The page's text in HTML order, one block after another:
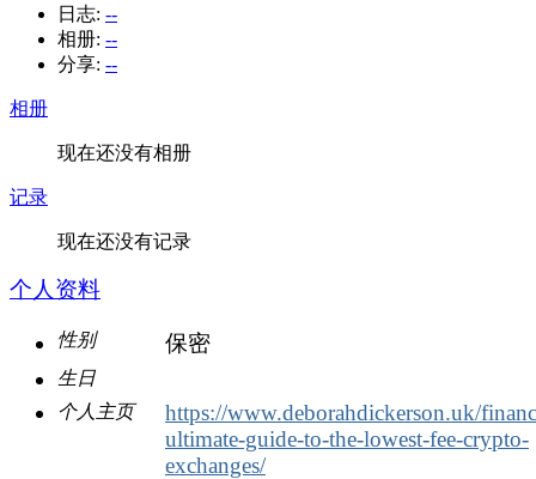
日志: --
相册: --
分享: --
相册
现在还没有相册
记录
现在还没有记录
个人资料
性别 保密
生日
个人主页
https://www.deborahdickerson.uk/
ultimate-guide-to-the-lowest-fee-crypto-
exchanges/